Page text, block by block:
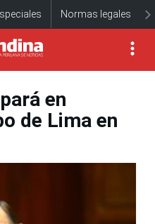
Normas legales
en
de Lima en